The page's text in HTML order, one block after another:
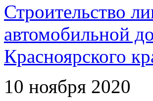
Строительство
автомобильной
Красноярского
10 ноября 2020